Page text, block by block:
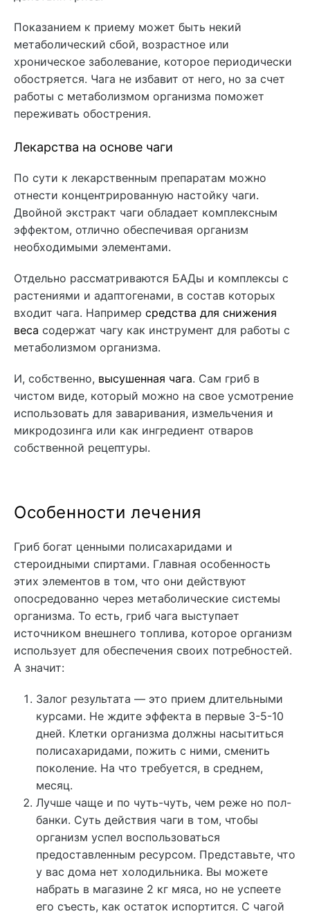
Показанием к приему может быть некий
метаболический сбой, возрастное или
хроническое заболевание, которое периодически
обостряется. Чага не избавит от него, но за счет
работы с метаболизмом организма поможет
переживать обострения.
Лекарства на основе чаги
По сути к лекарственным препаратам можно
отнести концентрированную настойку чаги.
Двойной экстракт чаги обладает комплексным
эффектом, отлично обеспечивая организм
необходимыми элементами.
Отдельно рассматриваются БАДы и комплексы с
растениями и адаптогенами, в состав которых
входит чага. Например средства для снижения
веса содержат чагу как инструмент для работы с
метаболизмом организма.
И, собственно, высушенная чага. Сам гриб в
чистом виде, который можно на свое усмотрение
использовать для заваривания, измельчения и
микродозинга или как ингредиент отваров
собственной рецептуры.
Особенности лечения
Гриб богат ценными полисахаридами и
стероидными спиртами. Главная особенность
этих элементов в том, что они действуют
опосредованно через метаболические системы
организма. То есть, гриб чага выступает
источником внешнего топлива, которое организм
использует для обеспечения своих потребностей.
А значит:
Залог результата — это прием длительными
курсами. Не ждите эффекта в первые 3-5-10
дней. Клетки организма должны насытиться
полисахаридами, пожить с ними, сменить
поколение. На что требуется, в среднем,
месяц.
Лучше чаще и по чуть-чуть, чем реже но пол-
банки. Суть действия чаги в том, чтобы
организм успел воспользоваться
предоставленным ресурсом. Представьте, что
у вас дома нет холодильника. Вы можете
набрать в магазине 2 кг мяса, но не успеете
его съесть, как остаток испортится. С чагой